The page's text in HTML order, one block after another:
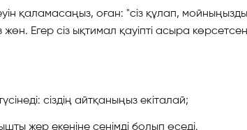
қаламасаңыз, оған: "сіз құлап,
Егер сіз ықтимал қауіпті асыра
сіздің айтқаныңыз екіталай;
жер екеніне сенімді болып өседі.